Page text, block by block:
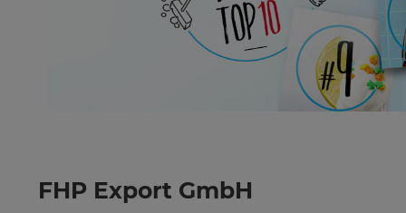
FHP Export GmbH